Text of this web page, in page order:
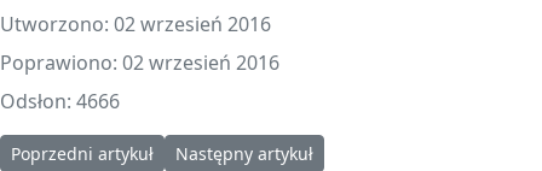
Utworzono: 02 wrzesień 2016
Poprawiono: 02 wrzesień 2016
Odsłon: 4666
Poprzedni artykuł: Poprawa Jakości Powietrza
Poprzedni artykuł Następny artykuł: Dotacje z WFOŚiGW w
Następny artykuł